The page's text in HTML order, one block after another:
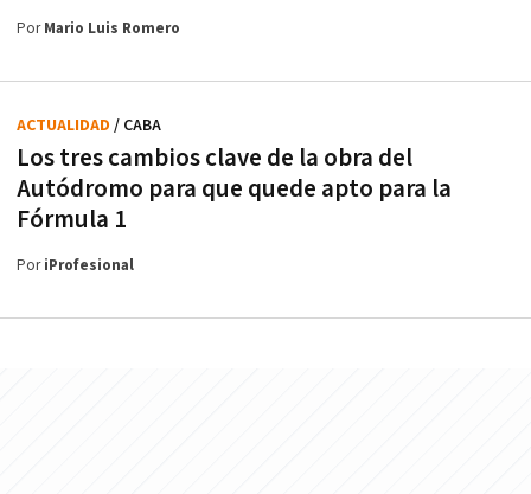
PorMario Luis Romero
Los tres cambios clave de la obra del
Autódromo para que quede apto para la
Fórmula 1
ACTUALIDAD / CABA
PoriProfesional